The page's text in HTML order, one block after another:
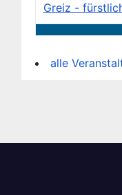
Greiz -
alle